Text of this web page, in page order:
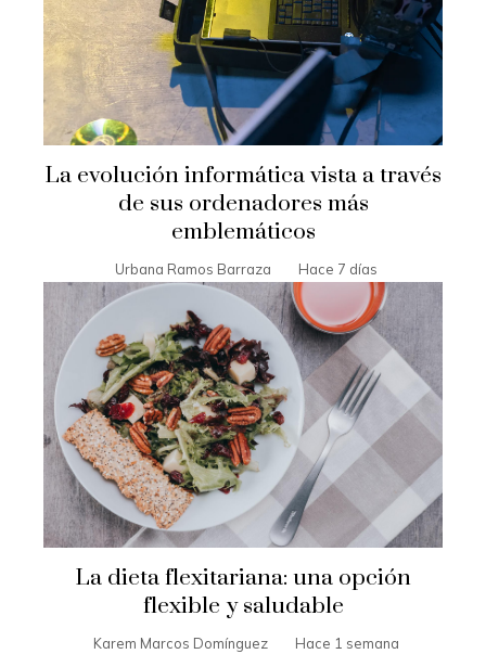
La evolución informática vista a través
de sus ordenadores más
emblemáticos
Urbana Ramos Barraza Hace 7 días
La dieta flexitariana: una opción
flexible y saludable
Karem Marcos Domínguez Hace 1 semana